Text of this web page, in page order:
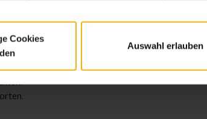
Cookies
Auswahl erlauben